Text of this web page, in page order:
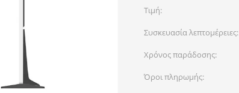
min:
Τιμή:
Συσκευασία λεπτομέρειες:
Χρόνος παράδοσης:
Όροι πληρωμής: